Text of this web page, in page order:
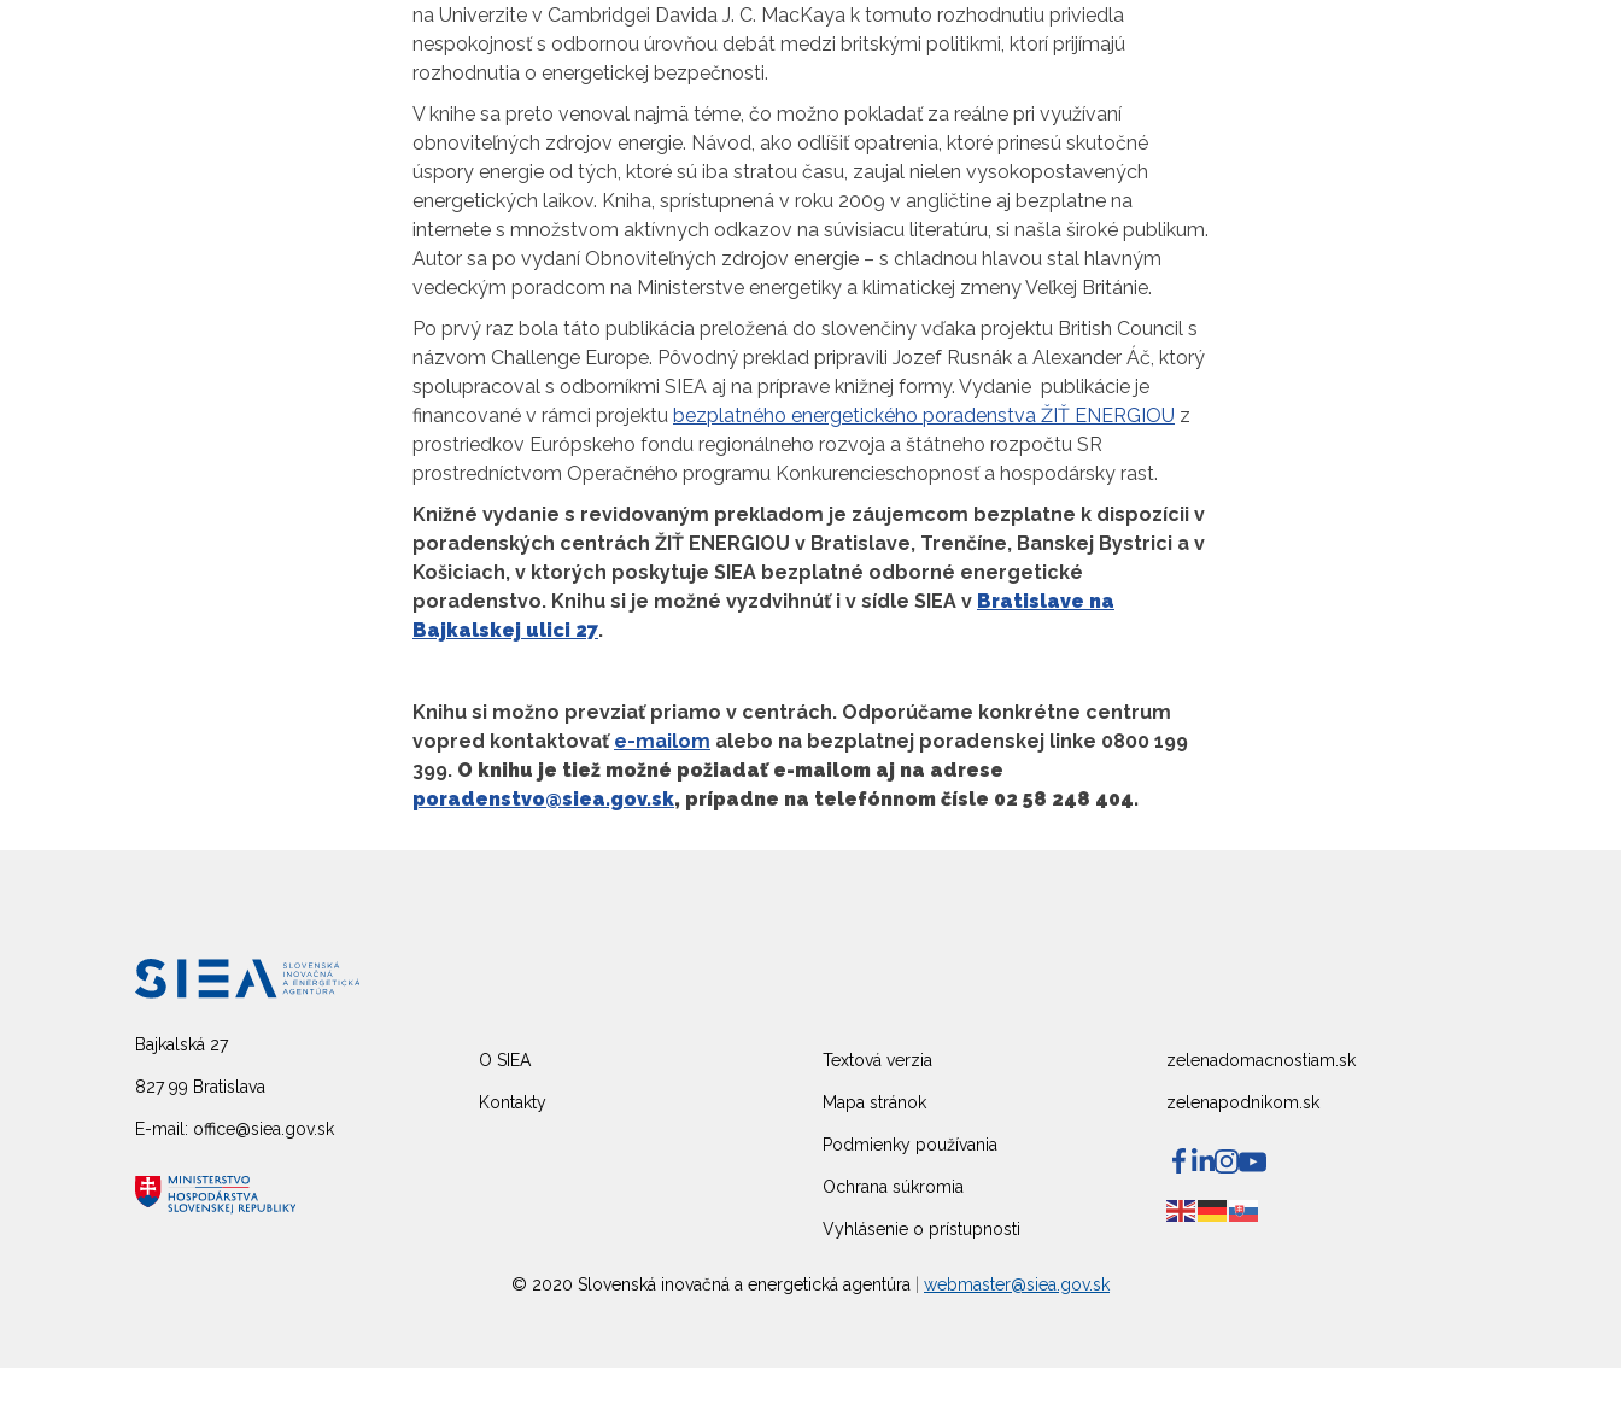
na Univerzite v Cambridgei Davida J. C. MacKaya k tomuto rozhodnutiu priviedla
nespokojnosť s odbornou úrovňou debát medzi britskými politikmi, ktorí prijímajú
rozhodnutia o energetickej bezpečnosti.
V knihe sa preto venoval najmä téme, čo možno pokladať za reálne pri využívaní
obnoviteľných zdrojov energie. Návod, ako odlíšiť opatrenia, ktoré prinesú skutočné
úspory energie od tých, ktoré sú iba stratou času, zaujal nielen vysokopostavených
energetických laikov. Kniha, sprístupnená v roku 2009 v angličtine aj bezplatne na
internete s množstvom aktívnych odkazov na súvisiacu literatúru, si našla široké publikum.
Autor sa po vydaní Obnoviteľných zdrojov energie – s chladnou hlavou stal hlavným
vedeckým poradcom na Ministerstve energetiky a klimatickej zmeny Veľkej Británie.
Po prvý raz bola táto publikácia preložená do slovenčiny vďaka projektu British Council s
názvom Challenge Europe. Pôvodný preklad pripravili Jozef Rusnák a Alexander Áč, ktorý
spolupracoval s odborníkmi SIEA aj na príprave knižnej formy. Vydanie publikácie je
financované v rámci projektu bezplatného energetického poradenstva ŽIŤ ENERGIOU z
prostriedkov Európskeho fondu regionálneho rozvoja a štátneho rozpočtu SR
prostredníctvom Operačného programu Konkurencieschopnosť a hospodársky rast.
Knižné vydanie s revidovaným prekladom je záujemcom bezplatne k dispozícii v
poradenských centrách ŽIŤ ENERGIOU v Bratislave, Trenčíne, Banskej Bystrici a v
Košiciach, v ktorých poskytuje SIEA bezplatné odborné energetické
poradenstvo. Knihu si je možné vyzdvihnúť i v sídle SIEA v Bratislave na
Bajkalskej ulici 27.
Knihu si možno prevziať priamo v centrách. Odporúčame konkrétne centrum
vopred kontaktovať e-mailom alebo na bezplatnej poradenskej linke 0800 199
399. O knihu je tiež možné požiadať e-mailom aj na adrese
poradenstvo@siea.gov.sk, prípadne na telefónnom čísle 02 58 248 404.
Bajkalská 27
827 99 Bratislava
E-mail: office@siea.gov.sk
O SIEA
Kontakty
Textová verzia
Mapa stránok
Podmienky používania
Ochrana súkromia
Vyhlásenie o prístupnosti
zelenadomacnostiam.sk
zelenapodnikom.sk
© 2020 Slovenská inovačná a energetická agentúra webmaster@siea.gov.sk